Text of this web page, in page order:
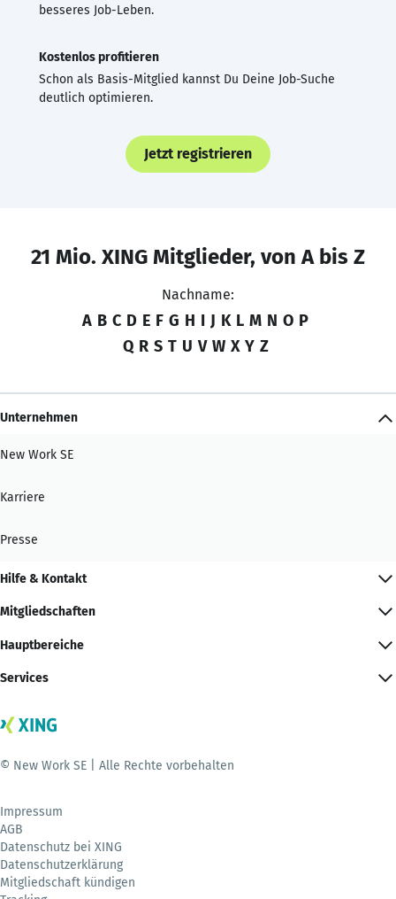
besseres Job-Leben.
Kostenlos profitieren
Schon als Basis-Mitglied kannst Du Deine Job-Suche
deutlich optimieren.
Jetzt registrieren
21 Mio. XING Mitglieder, von A bis Z
Nachname:
A B C D E F G H I J K L M N O P
Q R S T U V W X Y Z
Unternehmen
New Work SE
Karriere
Presse
Hilfe & Kontakt
Mitgliedschaften
Hauptbereiche
Services
© New Work SE | Alle Rechte vorbehalten
Impressum
AGB
Datenschutz bei XING
Datenschutzerklärung
Mitgliedschaft kündigen